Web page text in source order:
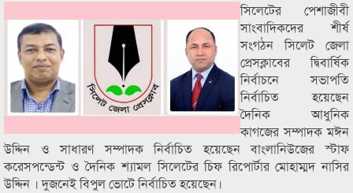
সিলেটের পেশাজীবী
সাংবাদিকদের শীর্ষ
সংগঠন সিলেট জেলা
প্রেসক্লাবের দ্বিবার্ষিক
নির্বাচনে সভাপতি
নির্বাচিত হয়েছেন
দৈনিক আধুনিক
কাগজের সম্পাদক মঈন
উদ্দিন ও সাধারণ সম্পাদক নির্বাচিত হয়েছেন বাংলানিউজের স্টাফ
করেসপন্ডেন্ট ও দৈনিক শ্যামল সিলেটের চিফ রিপোর্টার মোহাম্মদ নাসির
উদ্দিন । দুজনেই বিপুল ভোটে নির্বাচিত হয়েছেন।